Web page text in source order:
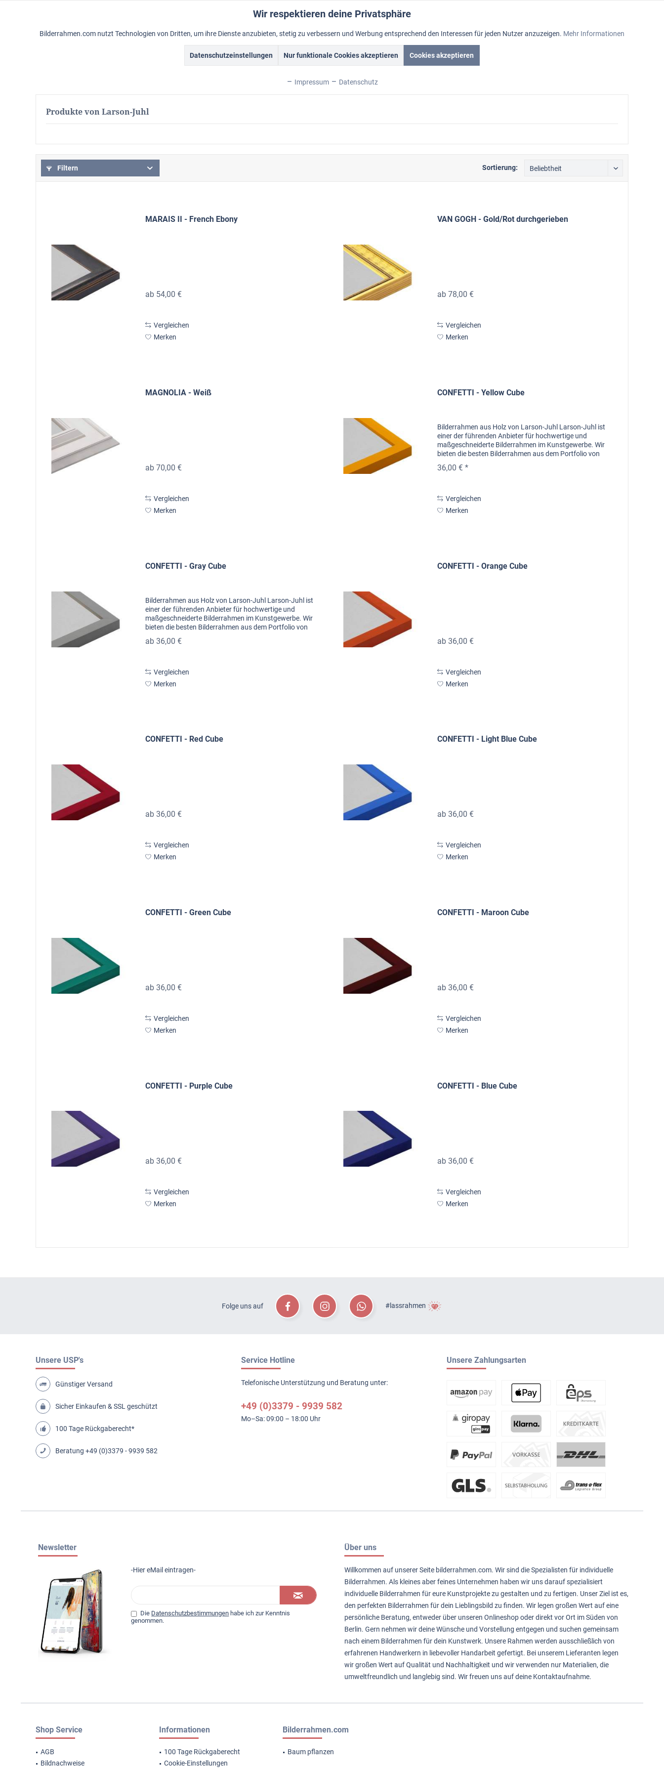
Vintagerahmen Barockrahmen Schattenfugenrahmen Fotorahmen Aluminiumrahmen
Produkte von Larson-Juhl
Filtern Sortierung:
MARAIS II - French Ebony
ab 54,00 €
Vergleichen
Merken
VAN GOGH - Gold/Rot durchgerieben
ab 78,00 €
Vergleichen
Merken
MAGNOLIA - Weiß
ab 70,00 €
Vergleichen
Merken
CONFETTI - Yellow Cube
Bilderrahmen aus Holz von Larson-Juhl Larson-Juhl ist
einer der führenden Anbieter für hochwertige und
maßgeschneiderte Bilderrahmen im Kunstgewerbe. Wir
bieten die besten Bilderrahmen aus dem Portfolio von
36,00 € *
Vergleichen
Merken
CONFETTI - Gray Cube
Bilderrahmen aus Holz von Larson-Juhl Larson-Juhl ist
einer der führenden Anbieter für hochwertige und
maßgeschneiderte Bilderrahmen im Kunstgewerbe. Wir
bieten die besten Bilderrahmen aus dem Portfolio von
ab 36,00 €
Vergleichen
Merken
CONFETTI - Orange Cube
ab 36,00 €
Vergleichen
Merken
CONFETTI - Red Cube
ab 36,00 €
Vergleichen
Merken
CONFETTI - Light Blue Cube
ab 36,00 €
Vergleichen
Merken
CONFETTI - Green Cube
ab 36,00 €
Vergleichen
Merken
CONFETTI - Maroon Cube
ab 36,00 €
Vergleichen
Merken
CONFETTI - Purple Cube
ab 36,00 €
Vergleichen
Merken
CONFETTI - Blue Cube
ab 36,00 €
Vergleichen
Merken
Folge uns auf #lassrahmen
Unsere USP's
Günstiger Versand
Sicher Einkaufen & SSL geschützt
100 Tage Rückgaberecht*
Beratung +49 (0)3379 - 9939 582
Service Hotline
Telefonische Unterstützung und Beratung unter:
+49 (0)3379 - 9939 582
Mo–Sa: 09:00 – 18:00 Uhr
Unsere Zahlungsarten
Newsletter
-Hier eMail eintragen-
Die Datenschutzbestimmungen habe ich zur Kenntnis
genommen.
Über uns
Willkommen auf unserer Seite bilderrahmen.com. Wir sind die Spezialisten für individuelle
Bilderrahmen. Als kleines aber feines Unternehmen haben wir uns darauf spezialisiert
individuelle Bilderrahmen für eure Kunstprojekte zu gestalten und zu fertigen. Unser Ziel ist es,
den perfekten Bilderrahmen für dein Lieblingsbild zu finden. Wir legen großen Wert auf eine
persönliche Beratung, entweder über unseren Onlineshop oder direkt vor Ort im Süden von
Berlin. Gern nehmen wir deine Wünsche und Vorstellung entgegen und suchen gemeinsam
nach einem Bilderrahmen für dein Kunstwerk. Unsere Rahmen werden ausschließlich von
erfahrenen Handwerkern in liebevoller Handarbeit gefertigt. Bei unserem Lieferanten legen
wir großen Wert auf Qualität und Nachhaltigkeit und wir verwenden nur Materialien, die
umweltfreundlich und langlebig sind. Wir freuen uns auf deine Kontaktaufnahme.
Shop Service
AGB
Bildnachweise
Informationen
100 Tage Rückgaberecht
Cookie-Einstellungen
Bilderrahmen.com
Baum pflanzen
Wir respektieren deine Privatsphäre
Bilderrahmen.com nutzt Technologien von Dritten, um ihre Dienste anzubieten, stetig zu verbessern und Werbung entsprechend den Interessen für jeden Nutzer anzuzeigen. Mehr Informationen
Datenschutzeinstellungen Nur funktionale Cookies akzeptieren Cookies akzeptieren
Impressum Datenschutz